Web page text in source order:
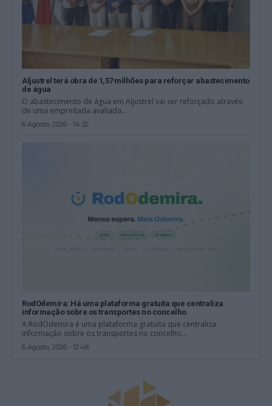
Aljustrel terá obra de 1,57 milhões para reforçar abastecimento
de água
O abastecimento de água em Aljustrel vai ser reforçado através
de uma empreitada avaliada...
6 Agosto, 2026 - 14:32
RodOdemira: Há uma plataforma gratuita que centraliza
informação sobre os transportes no concelho
A RodOdemira é uma plataforma gratuita que centraliza
informação sobre os transportes no concelho...
6 Agosto, 2026 - 12:48